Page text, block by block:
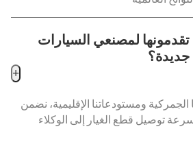
لمصنعي السيارات
جديدة؟
+
الجمركية ومستودعاتنا الإقليمية، نضمن
توصيل قطع الغيار إلى الوكلاء